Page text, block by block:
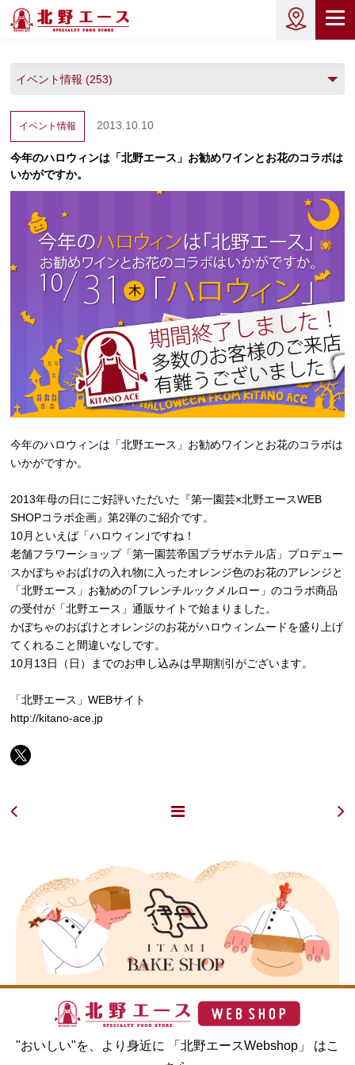
イベント情報 2013.10.10
今年のハロウィンは「北野エース」お勧めワインとお花のコラボは
いかがですか。
今年のハロウィンは「北野エース」お勧めワインとお花のコラボは
いかがですか。
2013年母の日にご好評いただいた『第一園芸×北野エースWEB
SHOPコラボ企画』第2弾のご紹介です。
10月といえば「ハロウィン｣ですね！
老舗フラワーショップ「第一園芸帝国プラザホテル店」プロデュー
スかぼちゃおばけの入れ物に入ったオレンジ色のお花のアレンジと
「北野エース」お勧めの｢フレンチルックメルロー」のコラボ商品
の受付が「北野エース」通販サイトで始まりました。
かぼちゃのおばけとオレンジのお花がハロウィンムードを盛り上げ
てくれること間違いなしです。
10月13日（日）までのお申し込みは早期割引がございます。
「北野エース」WEBサイト
http://kitano-ace.jp
"おいしい"を、より身近に 「北野エースWebshop」 はこ